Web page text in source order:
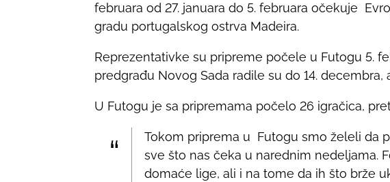
h
i
s
p
s
februara od 27. januara do 5. februara očekuje
gradu portugalskog ostrva Madeira.
Reprezentativke su pripreme počele u Futogu 5.
predgrađu Novog Sada radile su do 14.
U Futogu je sa pripremama počelo 26 igračica,
Tokom priprema u Futogu smo želeli da
sve što nas čeka u narednim nedeljama.
domaće lige, ali i na tome da ih što brže